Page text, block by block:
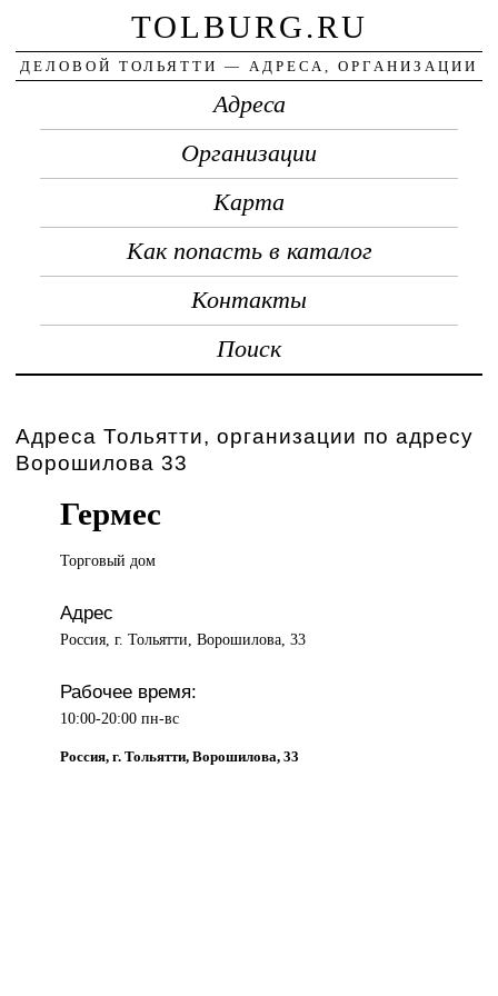
TOLBURG.RU
ДЕЛОВОЙ ТОЛЬЯТТИ — АДРЕСА, ОРГАНИЗАЦИИ
Адреса
Организации
Карта
Как попасть в каталог
Контакты
Поиск
Адреса Тольятти, организации по адресу
Ворошилова 33
Гермес
Торговый дом
Адрес
Россия, г. Тольятти, Ворошилова, 33
Рабочее время:
10:00-20:00 пн-вс
Россия, г. Тольятти, Ворошилова, 33